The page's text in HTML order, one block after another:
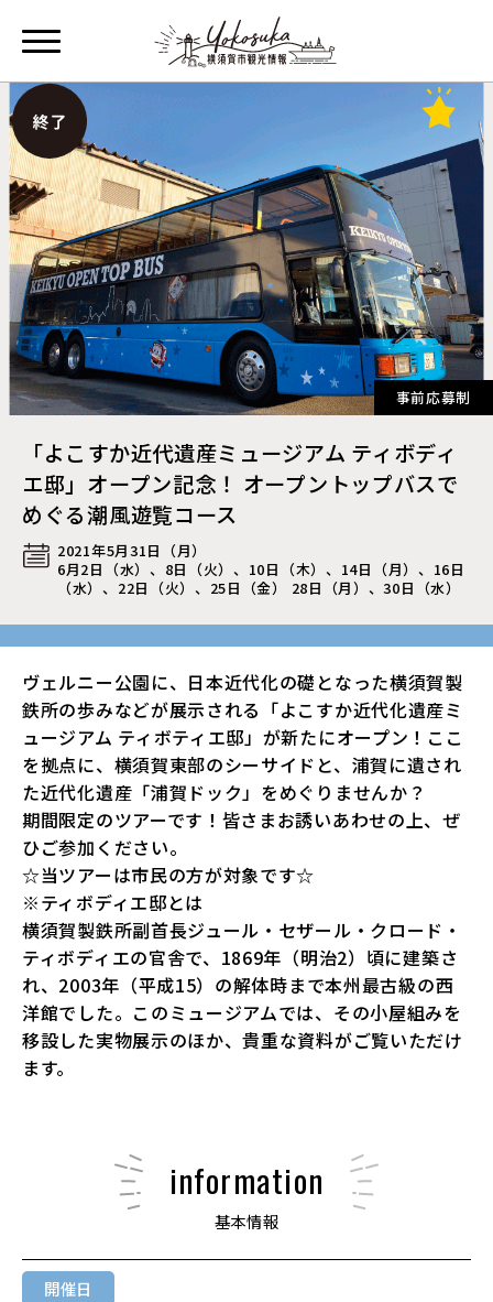
事前応募制
「よこすか近代遺産ミュージアム ティボディ
エ邸」オープン記念！ オープントップバスで
めぐる潮風遊覧コース
2021年5月31日（月）
6月2日（水）、8日（火）、10日（木）、14日（月）、16日
（水）、22日（火）、25日（金） 28日（月）、30日（水）
ヴェルニー公園に、日本近代化の礎となった横須賀製
鉄所の歩みなどが展示される「よこすか近代化遺産ミ
ュージアム ティボティエ邸」が新たにオープン！ここ
を拠点に、横須賀東部のシーサイドと、浦賀に遺され
た近代化遺産「浦賀ドック」をめぐりませんか？
期間限定のツアーです！皆さまお誘いあわせの上、ぜ
ひご参加ください。
☆当ツアーは市民の方が対象です☆
※ティボディエ邸とは
横須賀製鉄所副首長ジュール・セザール・クロード・
ティボディエの官舎で、1869年（明治2）頃に建築さ
れ、2003年（平成15）の解体時まで本州最古級の西
洋館でした。このミュージアムでは、その小屋組みを
移設した実物展示のほか、貴重な資料がご覧いただけ
ます。
information
基本情報
開催日